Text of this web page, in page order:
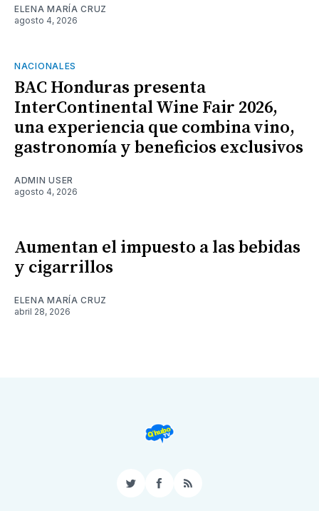
ELENA MARÍA CRUZ
agosto 4, 2026
NACIONALES
BAC Honduras presenta
InterContinental Wine Fair 2026,
una experiencia que combina vino,
gastronomía y beneficios exclusivos
ADMIN USER
agosto 4, 2026
Aumentan el impuesto a las bebidas
y cigarrillos
ELENA MARÍA CRUZ
abril 28, 2026
TwitterFacebook
RSS